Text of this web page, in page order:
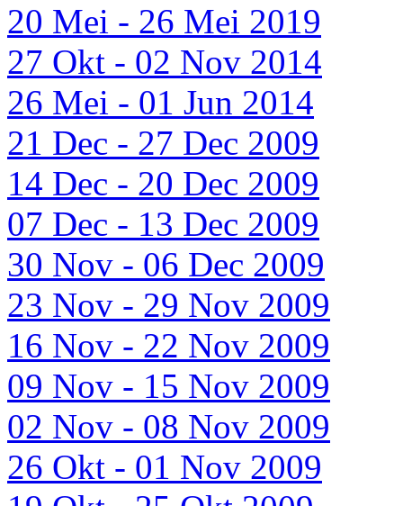
20 Mei - 26 Mei 2019
27 Okt - 02 Nov 2014
26 Mei - 01 Jun 2014
21 Dec - 27 Dec 2009
14 Dec - 20 Dec 2009
07 Dec - 13 Dec 2009
30 Nov - 06 Dec 2009
23 Nov - 29 Nov 2009
16 Nov - 22 Nov 2009
09 Nov - 15 Nov 2009
02 Nov - 08 Nov 2009
26 Okt - 01 Nov 2009